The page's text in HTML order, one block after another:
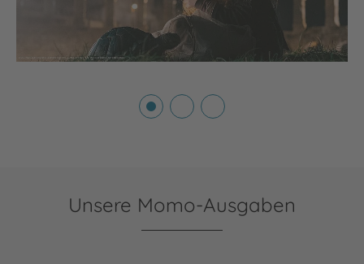
Unsere Momo-Ausgaben